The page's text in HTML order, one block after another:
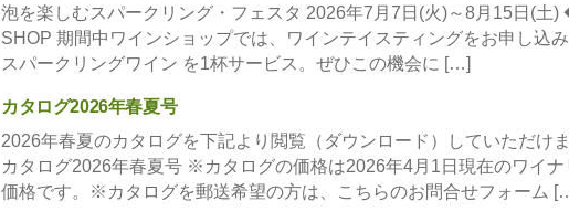
泡を楽しむスパークリング・フェスタ 2026年7月7日(火)～8月15日(土
SHOP 期間中ワインショップでは、ワインテイスティングをお申し込み
スパークリングワイン を1杯サービス。ぜひこの機会に […]
カタログ2026年春夏号
2026年春夏のカタログを下記より閲覧（ダウンロード）していただけま
カタログ2026年春夏号 ※カタログの価格は2026年4月1日現在のワイナ
価格です。※カタログを郵送希望の方は、こちらのお問合せフォーム